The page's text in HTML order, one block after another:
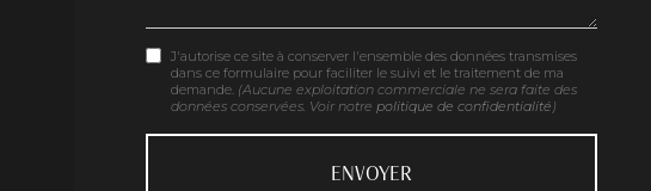
J'autorise ce site à conserver l'ensemble des données transmises
dans ce formulaire pour faciliter le suivi et le traitement de ma
demande. (Aucune exploitation commerciale ne sera faite des
données conservées. Voir notre politique de confidentialité )